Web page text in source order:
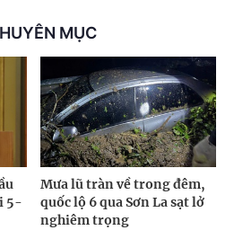
MỤC
5-
Mưa lũ tràn về trong đêm,
quốc lộ 6 qua Sơn La sạt lở
nghiêm trọng